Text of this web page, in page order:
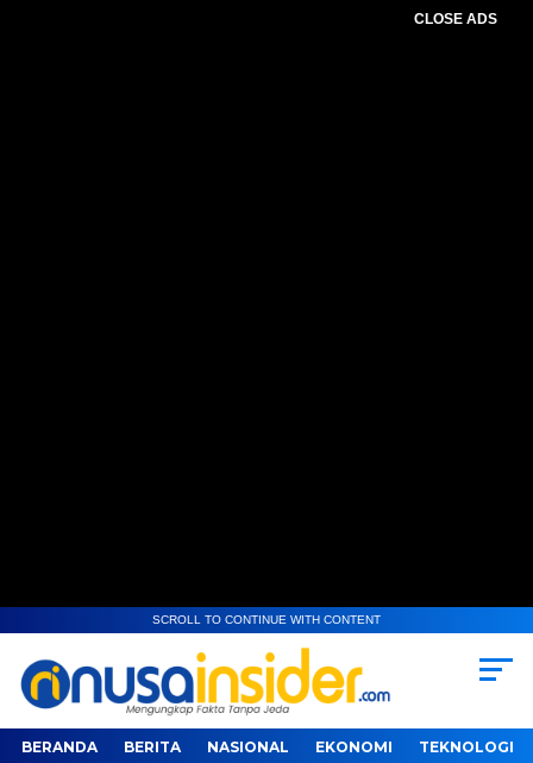
CLOSE ADS
SCROLL TO CONTINUE WITH CONTENT
BERANDA BERITA NASIONAL EKONOMI TEKNOLOGI